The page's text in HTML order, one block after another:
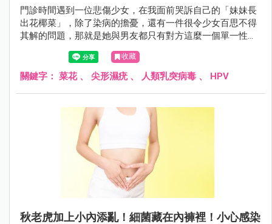
門診時間遇到一位悲傷少女，在我面前哭訴自己的「妹妹長
出花椰菜」，除了染病的擔憂，還有一件很令少女百思不得
其解的問題，那就是她與男友都只有對方這麼一個單一性伴
侶，可是男友卻沒有中獎的跡象，她很擔憂男友會質疑她的
清白，不知道該怎麼解釋才好，因此至今都對男友隱瞞感染
的事情……
收藏
關鍵字： 菜花、 尖形濕疣、 人類乳突病毒 、 HPV
秋老虎加上小內添亂！細菌藏在內褲裡！小心感染